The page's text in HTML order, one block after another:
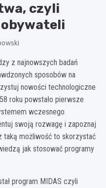
czyli
z najnowszych badań
sposobów na
nowości technologiczne
roku powstało pierwsze
wczesnego
swoją rozwagę i zapoznaj
taką możliwość to skorzystać
jak stosować programy
program MIDAS czyli